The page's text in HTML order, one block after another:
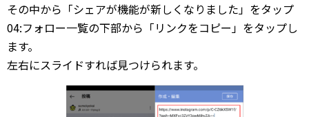
その中から「シェアが機能が新しくなりました」をタップ
04:フォロー一覧の下部から「リンクをコピー」をタップし
ます。
左右にスライドすれば見つけられます。